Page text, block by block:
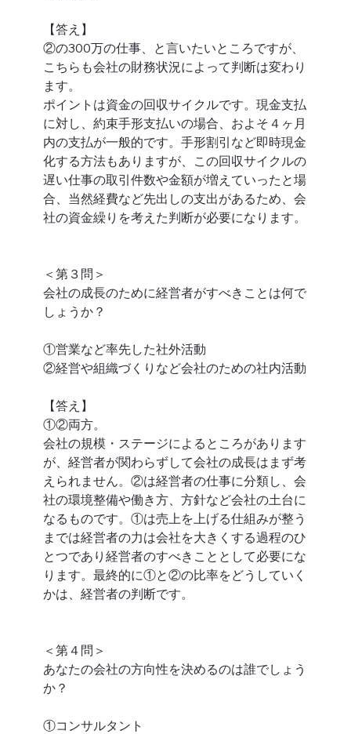
【答え】
②の300万の仕事、と言いたいところですが、
こちらも会社の財務状況によって判断は変わり
ます。
ポイントは資金の回収サイクルです。現金支払
に対し、約束手形支払いの場合、およそ４ヶ月
内の支払が一般的です。手形割引など即時現金
化する方法もありますが、この回収サイクルの
遅い仕事の取引件数や金額が増えていったと場
合、当然経費など先出しの支出があるため、会
社の資金繰りを考えた判断が必要になります。
＜第３問＞
会社の成長のために経営者がすべきことは何で
しょうか？
①営業など率先した社外活動
②経営や組織づくりなど会社のための社内活動
【答え】
①②両方。
会社の規模・ステージによるところがあります
が、経営者が関わらずして会社の成長はまず考
えられません。②は経営者の仕事に分類し、会
社の環境整備や働き方、方針など会社の土台に
なるものです。①は売上を上げる仕組みが整う
までは経営者の力は会社を大きくする過程のひ
とつであり経営者のすべきこととして必要にな
ります。最終的に①と②の比率をどうしていく
かは、経営者の判断です。
＜第４問＞
あなたの会社の方向性を決めるのは誰でしょう
か？
①コンサルタント